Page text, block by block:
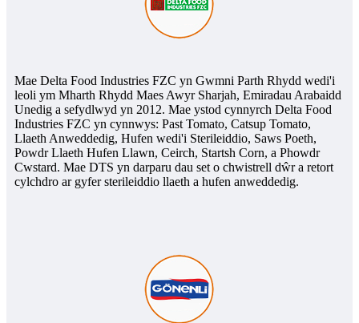
Mae Delta Food Industries FZC yn Gwmni Parth Rhydd wedi'i
leoli ym Mharth Rhydd Maes Awyr Sharjah, Emiradau Arabaidd
Unedig a sefydlwyd yn 2012. Mae ystod cynnyrch Delta Food
Industries FZC yn cynnwys: Past Tomato, Catsup Tomato,
Llaeth Anweddedig, Hufen wedi'i Sterileiddio, Saws Poeth,
Powdr Llaeth Hufen Llawn, Ceirch, Startsh Corn, a Phowdr
Cwstard. Mae DTS yn darparu dau set o chwistrell dŵr a retort
cylchdro ar gyfer sterileiddio llaeth a hufen anweddedig.